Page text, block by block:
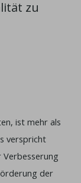
zu
ist mehr als
verspricht
Verbesserung
der